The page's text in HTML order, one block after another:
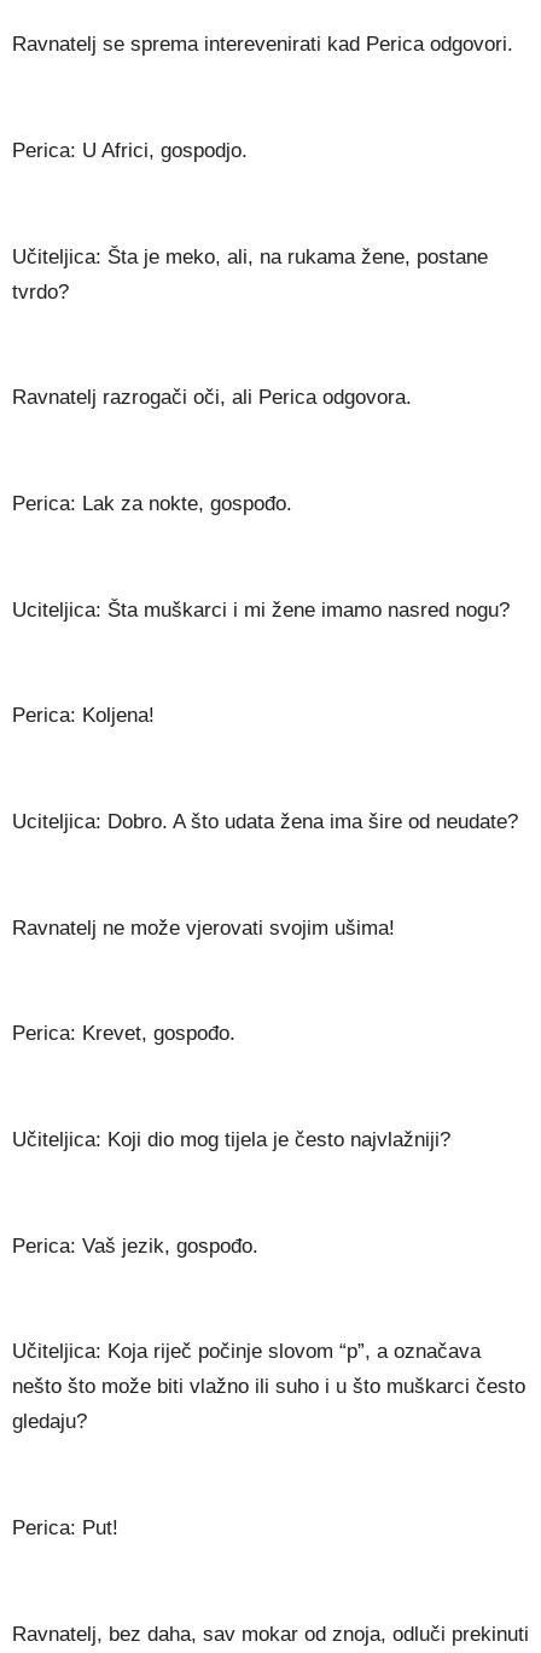
Ravnatelj se sprema interevenirati kad Perica odgovori.
Perica: U Africi, gospodjo.
Učiteljica: Šta je meko, ali, na rukama žene, postane
tvrdo?
Ravnatelj razrogači oči, ali Perica odgovora.
Perica: Lak za nokte, gospođo.
Uciteljica: Šta muškarci i mi žene imamo nasred nogu?
Perica: Koljena!
Uciteljica: Dobro. A što udata žena ima šire od neudate?
Ravnatelj ne može vjerovati svojim ušima!
Perica: Krevet, gospođo.
Učiteljica: Koji dio mog tijela je često najvlažniji?
Perica: Vaš jezik, gospođo.
Učiteljica: Koja riječ počinje slovom “p”, a označava
nešto što može biti vlažno ili suho i u što muškarci često
gledaju?
Perica: Put!
Ravnatelj, bez daha, sav mokar od znoja, odluči prekinuti